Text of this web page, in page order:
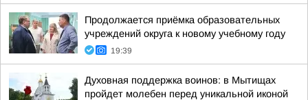
Продолжается приёмка образовательных
учреждений округа к новому учебному году
19:39
Духовная поддержка воинов: в Мытищах
пройдет молебен перед уникальной иконой